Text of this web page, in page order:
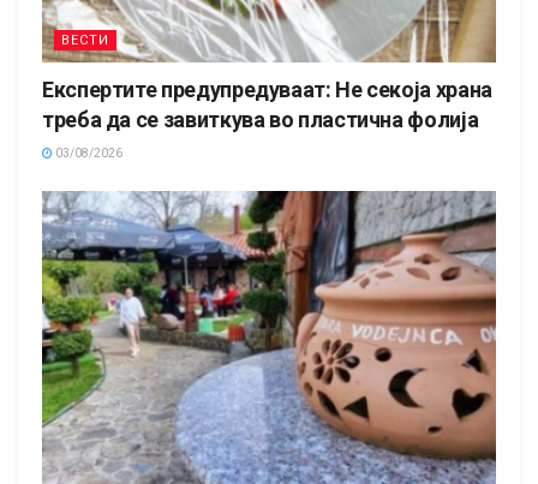
ВЕСТИ
Експертите предупредуваат: Не секоја храна
треба да се завиткува во пластична фолија
03/08/2026